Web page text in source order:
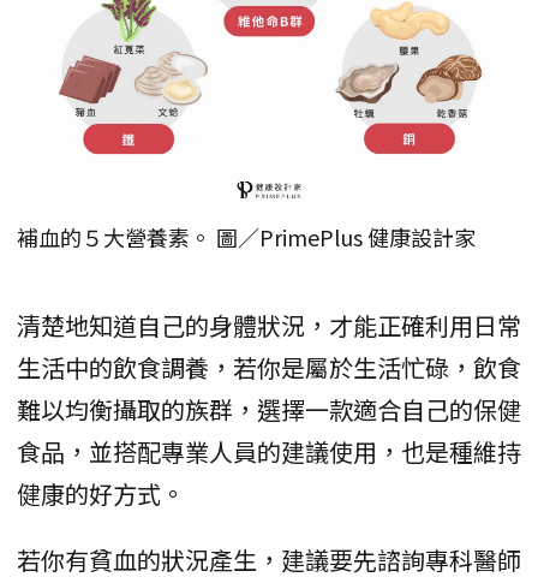
補血的５大營養素。 圖／PrimePlus 健康設計家
清楚地知道自己的身體狀況，才能正確利用日常
生活中的飲食調養，若你是屬於生活忙碌，飲食
難以均衡攝取的族群，選擇一款適合自己的保健
食品，並搭配專業人員的建議使用，也是種維持
健康的好方式。
若你有貧血的狀況產生，建議要先諮詢專科醫師